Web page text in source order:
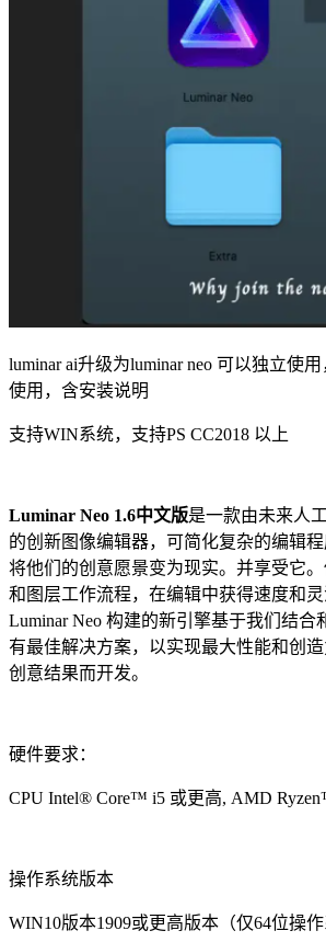
luminar ai升级为luminar neo 可以独立使
使用，含安装说明
支持WIN系统，支持PS CC2018 以上
Luminar Neo 1.6中文版是一款由未来人
的创新图像编辑器，可简化复杂的编辑
将他们的创意愿景变为现实。并享受它
和图层工作流程，在编辑中获得速度和
Luminar Neo 构建的新引擎基于我们结合
有最佳解决方案，以实现最大性能和创
创意结果而开发。
硬件要求：
CPU Intel® Core™ i5 或更高, AMD
操作系统版本
WIN10版本1909或更高版本（仅64位操作